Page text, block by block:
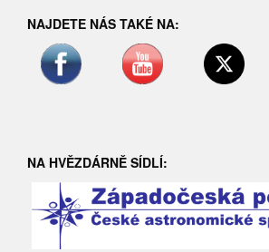
NAJDETE NÁS TAKÉ NA:
NA HVĚZDÁRNĚ SÍDLÍ: